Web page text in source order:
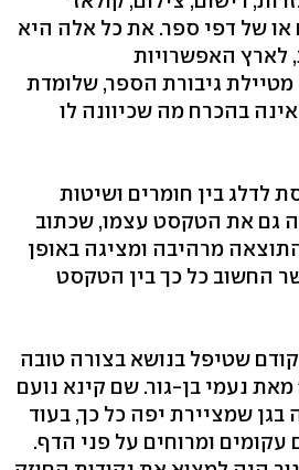
או של דפי ספר. את כל אלה היא
לארץ האפשרויות
גיבורת הספר, שלומדת
בהכרח מה שכיוונה לו
לדלג בין חומרים ושיטות
גם את הטקסט עצמו, שכתוב
התוצאה מרהיבה ומציגה באופן
החשוב כל כך בין הטקסט
שטיפל בנושא בצורה טובה
מאת נעמי בן-גור. שם קינא נועם
שמציירת יפה כל כך, בעוד
עקומים ומרוחים על פני הדף.